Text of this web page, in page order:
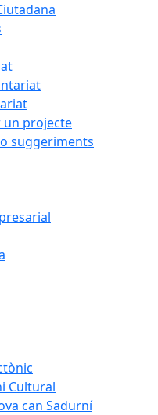
un projecte
suggeriments
Cultural
can Sadurní